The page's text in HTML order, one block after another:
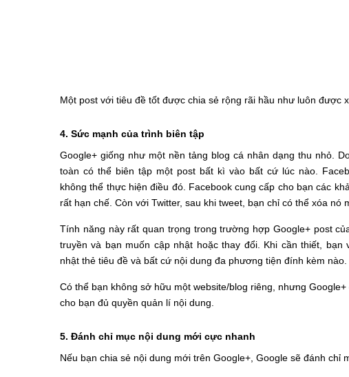
Một post với tiêu đề tốt được chia sẻ rộng rãi hầu như luôn được
4. Sức mạnh của trình biên tập
Google+ giống như một nền tảng blog cá nhân dạng thu nhỏ.
toàn có thể biên tập một post bất kì vào bất cứ lúc nào.
không thể thực hiện điều đó. Facebook cung cấp cho bạn các
rất hạn chế. Còn với Twitter, sau khi tweet, bạn chỉ có thể xóa nó
Tính năng này rất quan trọng trong trường hợp Google+ post
truyền và bạn muốn cập nhật hoặc thay đổi. Khi cần thiết, bạn
nhật thẻ tiêu đề và bất cứ nội dung đa phương tiện đính kèm nào.
Có thể bạn không sở hữu một website/blog riêng, nhưng
cho bạn đủ quyền quản lí nội dung.
5. Đánh chỉ mục nội dung mới cực nhanh
Nếu bạn chia sẻ nội dung mới trên Google+, Google sẽ đánh chỉ